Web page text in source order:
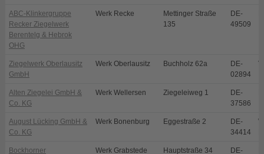
ABC-Klinkergruppe
Recker Ziegelwerk
Berentelg & Hebrok
OHG
Werk Recke
Mettinger Straße
135
DE-
49509
Ziegelwerk Oberlausitz
GmbH
Werk Oberlausitz Buchholz 62a
DE-
02894
Alten Ziegelei GmbH &
Co. KG
Werk Wellersen Ziegeleiweg 1
DE-
37586
August Lücking GmbH &
Co. KG
Werk Bonenburg Eggestraße 2
DE-
34414
Bockhorner Werk Grabstede Hauptstraße 34 DE-